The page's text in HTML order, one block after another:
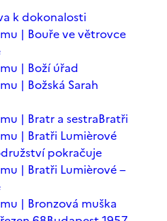
k dokonalosti
| Bouře ve větrovce
| Boží úřad
| Božská Sarah
| Bratr a sestraBratři
| Bratři Lumièrové
pokračuje
| Bratři Lumièrové –
| Bronzová muška